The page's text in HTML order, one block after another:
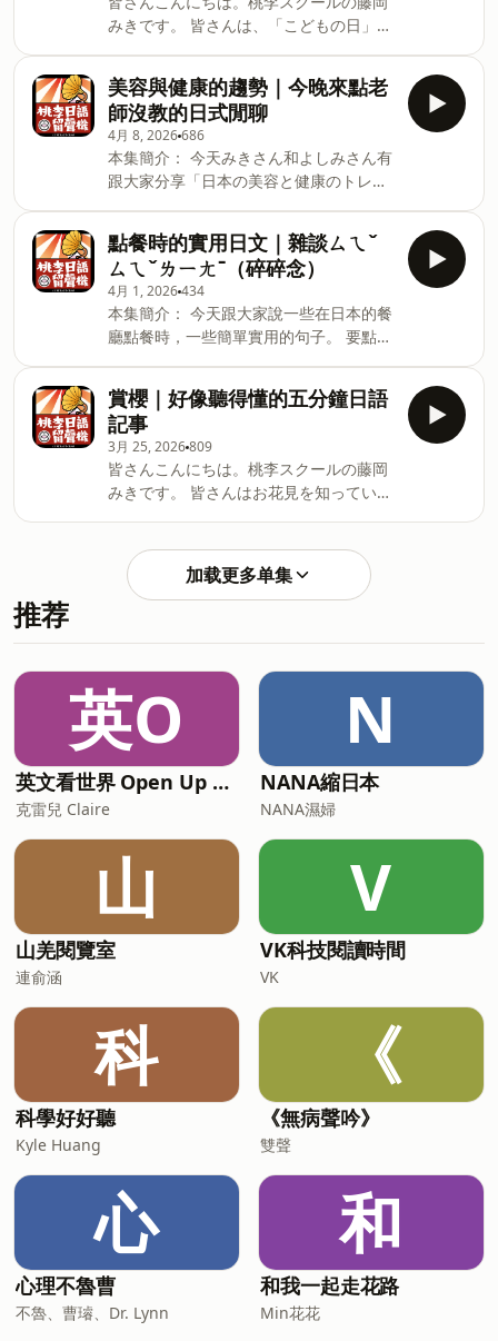
和（多形容口感）。 7.漬ける（つけ
る）：醃製、浸泡。 8.干す（ほす）：曬
乾、風乾。 9.添加物（てんかぶつ）：添
加物。 10.シロップ：糖漿，英文
Syrup。 11.交互に（こうごに）：交替
地、輪流地。 12.炭酸水（たんさんす
い）
うか）：豪華、奢華。 7. 信州（しんしゅ
う）：信州（長野地區的舊稱）。 8. 民宿
（みんしゅく）：民宿。 9. 玄関（げんか
ん）：玄關。 10. スキーのリフト：滑雪
纜車。 11. ふわふわ：蓬鬆、柔軟。 12.
硬い（かたい）：堅硬、硬的。 13. すっ
てんころりん：撲通一聲跌倒（擬聲擬態
語）。 14. ペンギン：企鵝。 桃李日語留
聲機｜今晚來點老師沒教的日式閒聊｜文
法單字&amp;問題解答
http://www.tourisqhool.com/news-p
みきです。 皆さんは、「こどもの日」を
もの日があります。この日は、子どもが
元気に大きくなることを願う、とても大
切な日です。こどもの日にはどんなこと
をするんでしょうか？今回は、「こども
の日」についてお話してみようと思いま
す。 単語 1. お祝い（おいわい）：慶
祝、祝賀。 2. もともと：原本、本來。
3. 行事（ぎょうじ）：活動、節日儀式。
4. 風習（ふうしゅう）：風俗習慣。 5.
鯉のぼり（こいのぼり）：鯉魚旗（日本
兒童節裝飾）。 6. 込められています（こ
められています）：被寄託、蘊含著（心
意）。 7. 見晴らし（みはらし）：視野、
展望。 8. カラフル：色彩繽紛。 9. かぶ
と：武士頭盔。 10. 五月人形（ごがつに
んぎょう）：五月人偶（男孩節擺飾）。
11. かしわもち（柏餅）：
美容與健康的趨勢｜今晚來點老
師沒教的日式閒聊
4月 8, 2026686
本集簡介： 今天みきさん和よしみさん有
跟大家分享「日本の美容と健康のトレン
在這裡整理對話中提到的美容與健康有關
的資訊和趨勢。 単語 1. 美容室（びよう
しつ）：美容院。 2. トリートメント：護
髮、護理。 3. パーマ（：燙髮。 4. 髪質
改善（かみしつかいぜん）：改善髮質。
5. つるつる：光滑、滑順。 6. 肌（は
だ）：皮膚、肌膚。 7. ぱさぱさ：乾燥、
毛躁。 8. 額縁（がくぶち）：畫框；（延
伸）臉的輪廓像框一樣。 9. 酸熱ストレー
ト（さんねつストレート）：酸熱直髮
（護髮＋拉直技術）。 10. 縮毛矯正（し
ゅくもうきょうせい）：離子燙、燙直。
11. ピカピカ：閃亮亮、亮晶晶。 12. 眉
ク）：半永久紋眉。 13. 整体（せいた
い）：整骨、整體調整（類似推拿）。
點餐時的實用日文｜雜談ㄙㄟˇ
ㄙㄟˇㄌㄧㄤˉ（碎碎念）
4月 1, 2026434
本集簡介： 今天跟大家說一些在日本的餐
廳點餐時，一些簡單實用的句子。 要點餐
みません（舉手+眼神） 點餐時如果不確
定菜名念法或名稱太長時，可以指著菜單
或照片說 これ、お願いします。 想要各
一個的說法 一つずつ（ひとつずつ） 點
完餐時 とりあえず以上です：先點這樣就
好 點完餐不會再加點時可以說 以上でお
願いします： 就點這些，麻煩了。 （い
じょうでおねがいします） 加點時 追加
注文いいですか：請問可以加點嗎？ （つ
いかちゅうもんいいですか） 詢問店員推
感謝 美味しかったです：很好吃 ご馳走
招待
賞櫻｜好像聽得懂的五分鐘日語
記事
3月 25, 2026809
皆さんこんにちは。桃李スクールの藤岡
みきです。 皆さんはお花見を知っていま
き、多くの人がお花見をします。また、
桜は日本文化においても大切な花でもあ
咲き（さき）：開花（是「咲く」的連用
形）。 3. 満開（まんかい）：盛開、全
開。 4. 散って（ちって）：凋落、飄落
（是「散る」的て形）。 5. 放送（ほうそ
う）：播出、播放。 6. しだれ桜（しだれ
ざくら）：枝垂櫻（枝條下垂的櫻花）。
7. ライトアップ：打燈照明、夜間燈光照
明。 8. 夜桜（よざくら）：夜晚觀賞的櫻
花。 9. 雰囲気（ふんいき）：氣氛、氛
加载更多单集
推荐
英O
英文看世界 Open Up English with Claire
克雷兒 Claire
N
NANA縮日本
NANA濕婦
山
山羌閱覽室
連俞涵
V
VK科技閱讀時間
VK
科
科學好好聽
Kyle Huang
《
《無病聲吟》
雙聲
心
心理不魯曹
不魯、曹璿、Dr. Lynn
和
和我一起走花路
Min花花